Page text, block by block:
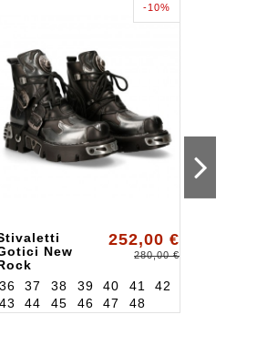
-10%
New
ALK288S2
252,00 €
280,00 €
36 37 38 39 40 41
42
43
44 45 46 47 48